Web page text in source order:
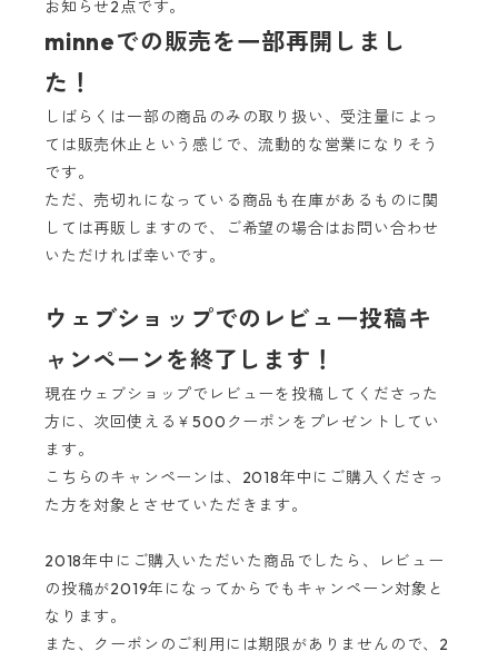
お知らせ2点です。
minneでの販売を一部再開しまし
た！
しばらくは一部の商品のみの取り扱い、受注量によっ
ては販売休止という感じで、流動的な営業になりそう
です。
ただ、売切れになっている商品も在庫があるものに関
しては再販しますので、ご希望の場合はお問い合わせ
いただければ幸いです。
ウェブショップでのレビュー投稿キ
ャンペーンを終了します！
現在ウェブショップでレビューを投稿してくださった
方に、次回使える￥500クーポンをプレゼントしてい
ます。
こちらのキャンペーンは、2018年中にご購入くださっ
た方を対象とさせていただきます。
2018年中にご購入いただいた商品でしたら、レビュー
の投稿が2019年になってからでもキャンペーン対象と
なります。
また、クーポンのご利用には期限がありませんので、2